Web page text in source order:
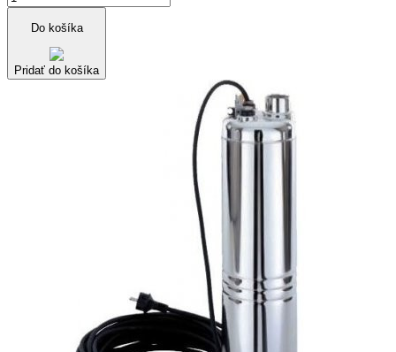
Do košíka
Pridať do košíka